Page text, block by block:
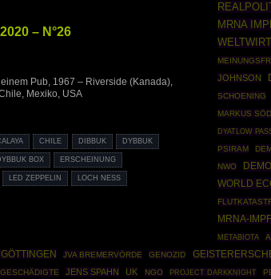
– N°26
Pub, 1967 – Riverside (Kanada),
Mexiko, USA
CHILE DIBBUK DYBBUK
BOX ERSCHEINUNG
LED ZEPPELIN LOCH NESS
MRNA
JOHNSON
SCHOENING
MARKUS
DYATLOW
PSIRAM
NWO
WORLD
MRNA-
METABIOTA
JVA BREMERVÖRDE GENOZID
JENS SPAHN UK NGO PROJECT DARKKNIGHT